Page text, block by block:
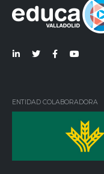
ENTIDAD COLABORADORA